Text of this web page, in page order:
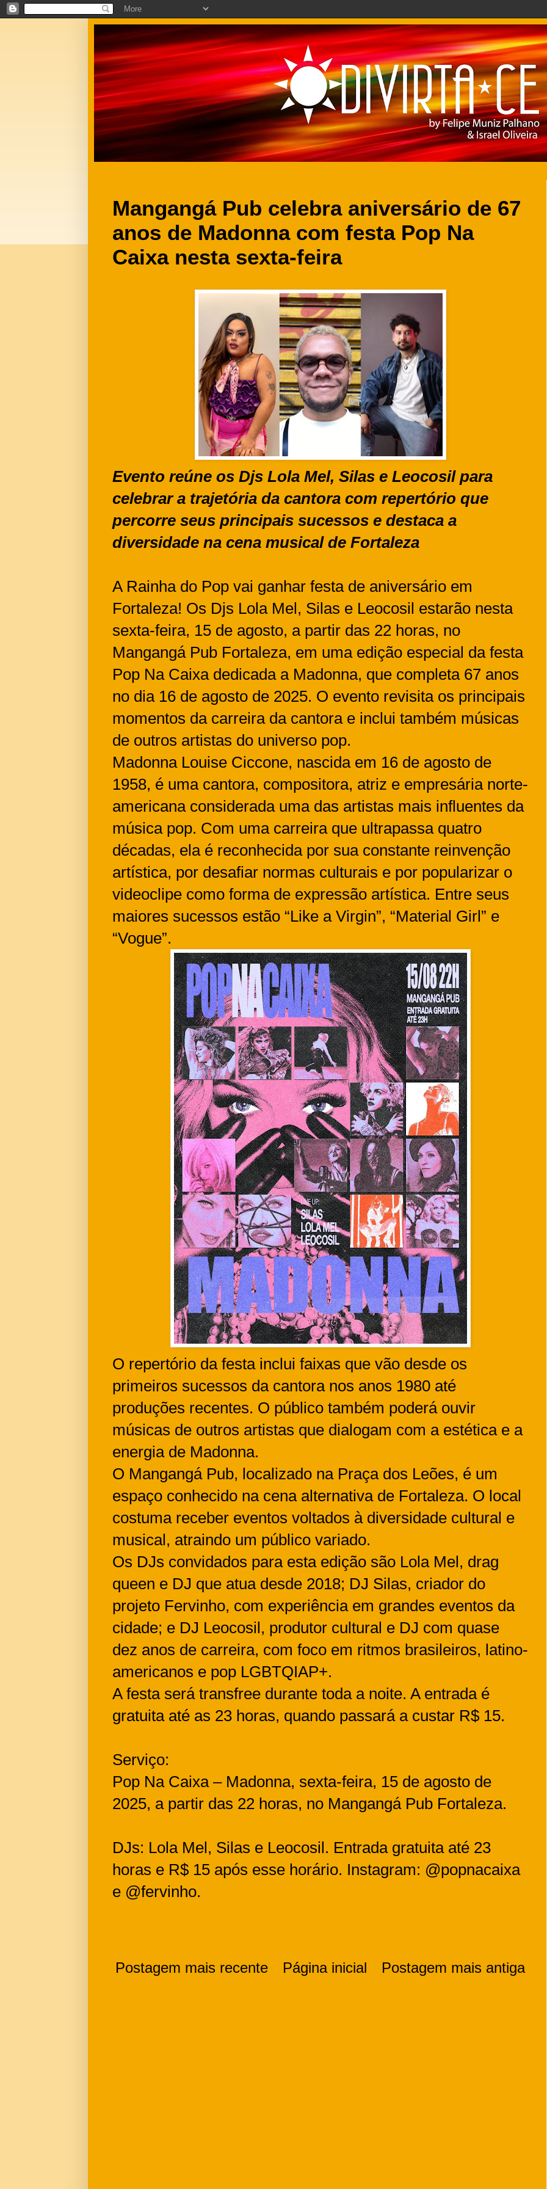
Mangangá Pub celebra aniversário de 67
anos de Madonna com festa Pop Na
Caixa nesta sexta-feira
Evento reúne os Djs Lola Mel, Silas e Leocosil para
celebrar a trajetória da cantora com repertório que
percorre seus principais sucessos e destaca a
diversidade na cena musical de Fortaleza
A Rainha do Pop vai ganhar festa de aniversário em
Fortaleza! Os Djs Lola Mel, Silas e Leocosil estarão nesta
sexta-feira, 15 de agosto, a partir das 22 horas, no
Mangangá Pub Fortaleza, em uma edição especial da festa
Pop Na Caixa dedicada a Madonna, que completa 67 anos
no dia 16 de agosto de 2025. O evento revisita os principais
momentos da carreira da cantora e inclui também músicas
de outros artistas do universo pop.
Madonna Louise Ciccone, nascida em 16 de agosto de
1958, é uma cantora, compositora, atriz e empresária norte-
americana considerada uma das artistas mais influentes da
música pop. Com uma carreira que ultrapassa quatro
décadas, ela é reconhecida por sua constante reinvenção
artística, por desafiar normas culturais e por popularizar o
videoclipe como forma de expressão artística. Entre seus
maiores sucessos estão “Like a Virgin”, “Material Girl” e
“Vogue”.
O repertório da festa inclui faixas que vão desde os
primeiros sucessos da cantora nos anos 1980 até
produções recentes. O público também poderá ouvir
músicas de outros artistas que dialogam com a estética e a
energia de Madonna.
O Mangangá Pub, localizado na Praça dos Leões, é um
espaço conhecido na cena alternativa de Fortaleza. O local
costuma receber eventos voltados à diversidade cultural e
musical, atraindo um público variado.
Os DJs convidados para esta edição são Lola Mel, drag
queen e DJ que atua desde 2018; DJ Silas, criador do
projeto Fervinho, com experiência em grandes eventos da
cidade; e DJ Leocosil, produtor cultural e DJ com quase
dez anos de carreira, com foco em ritmos brasileiros, latino-
americanos e pop LGBTQIAP+.
A festa será transfree durante toda a noite. A entrada é
gratuita até as 23 horas, quando passará a custar R$ 15.
Serviço:
Pop Na Caixa – Madonna, sexta-feira, 15 de agosto de
2025, a partir das 22 horas, no Mangangá Pub Fortaleza.
DJs: Lola Mel, Silas e Leocosil. Entrada gratuita até 23
horas e R$ 15 após esse horário. Instagram: @popnacaixa
e @fervinho.
Postagem mais recente Postagem mais antiga
Página inicial